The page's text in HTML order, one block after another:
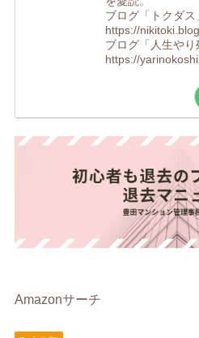
ブログ「トクダス
https://
ブログ「人生やり
https://
Amazonサーチ